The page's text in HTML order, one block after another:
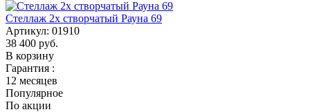
Стеллаж 2х створчатый Рауна 69
Артикул: 01910
38 400 руб.
В корзину
Гарантия :
12 месяцев
Популярное
По акции